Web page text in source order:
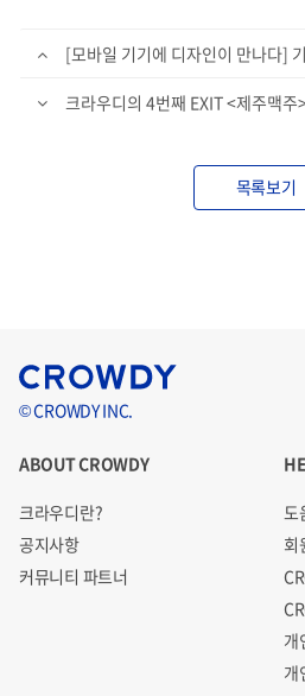
[모바일 기기에 디자인이 만나다]
크라우디의 4번째 EXIT <제주맥주
목록보기
© CROWDY INC.
ABOUT CROWDY
크라우디란?
공지사항
커뮤니티 파트너
도
회
개
개